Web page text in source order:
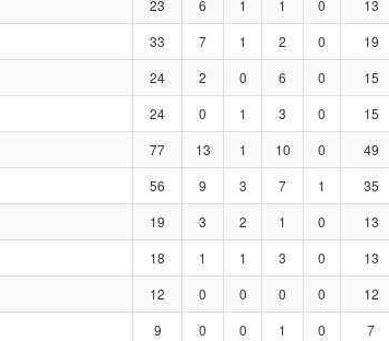
23 6 1 1 0 13
33 7 1 2 0 19
24 2 0 6 0 15
24 0 1 3 0 15
77 13 1 10 0 49
56 9 3 7 1 35
19 3 2 1 0 13
18 1 1 3 0 13
12 0 0 0 0 12
9 0 0 1 0 7